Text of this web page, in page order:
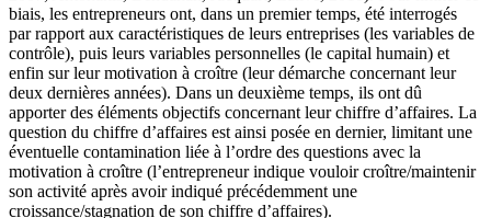
biais, les entrepreneurs ont, dans un premier temps, été interrogés
par rapport aux caractéristiques de leurs entreprises (les variables de
contrôle), puis leurs variables personnelles (le capital humain) et
enfin sur leur motivation à croître (leur démarche concernant leur
deux dernières années). Dans un deuxième temps, ils ont dû
apporter des éléments objectifs concernant leur chiffre d’affaires. La
question du chiffre d’affaires est ainsi posée en dernier, limitant une
éventuelle contamination liée à l’ordre des questions avec la
motivation à croître (l’entrepreneur indique vouloir croître/maintenir
son activité après avoir indiqué précédemment une
croissance/stagnation de son chiffre d’affaires).